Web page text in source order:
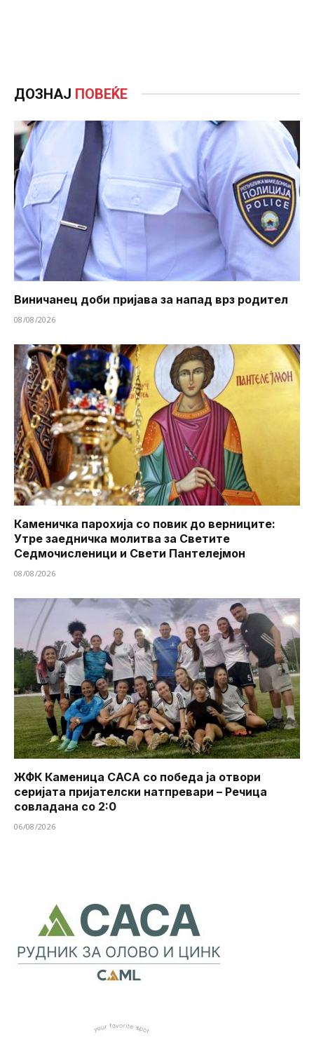
ДОЗНАЈ ПОВЕЌЕ
Виничанец доби пријава за напад врз родител
08/08/2026
Каменичка парохија со повик до верниците:
Утре заедничка молитва за Светите
Седмочисленици и Свети Пантелејмон
08/08/2026
ЖФК Каменица САСА со победа ја отвори
серијата пријателски натпревари – Речица
совладана со 2:0
06/08/2026